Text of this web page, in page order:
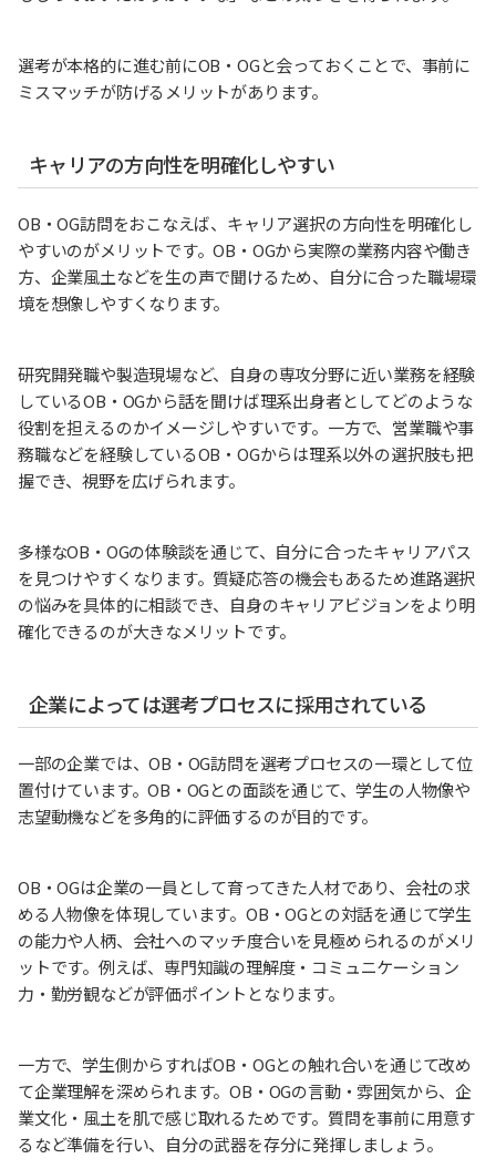
選考が本格的に進む前にOB・OGと会っておくことで、事前に
ミスマッチが防げるメリットがあります。
キャリアの方向性を明確化しやすい
OB・OG訪問をおこなえば、キャリア選択の方向性を明確化し
やすいのがメリットです。OB・OGから実際の業務内容や働き
方、企業風土などを生の声で聞けるため、自分に合った職場環
境を想像しやすくなります。
研究開発職や製造現場など、自身の専攻分野に近い業務を経験
しているOB・OGから話を聞けば理系出身者としてどのような
役割を担えるのかイメージしやすいです。一方で、営業職や事
務職などを経験しているOB・OGからは理系以外の選択肢も把
握でき、視野を広げられます。
多様なOB・OGの体験談を通じて、自分に合ったキャリアパス
を見つけやすくなります。質疑応答の機会もあるため進路選択
の悩みを具体的に相談でき、自身のキャリアビジョンをより明
確化できるのが大きなメリットです。
企業によっては選考プロセスに採用されている
一部の企業では、OB・OG訪問を選考プロセスの一環として位
置付けています。OB・OGとの面談を通じて、学生の人物像や
志望動機などを多角的に評価するのが目的です。
OB・OGは企業の一員として育ってきた人材であり、会社の求
める人物像を体現しています。OB・OGとの対話を通じて学生
の能力や人柄、会社へのマッチ度合いを見極められるのがメリ
ットです。例えば、専門知識の理解度・コミュニケーション
力・勤労観などが評価ポイントとなります。
一方で、学生側からすればOB・OGとの触れ合いを通じて改め
て企業理解を深められます。OB・OGの言動・雰囲気から、企
業文化・風土を肌で感じ取れるためです。質問を事前に用意す
るなど準備を行い、自分の武器を存分に発揮しましょう。